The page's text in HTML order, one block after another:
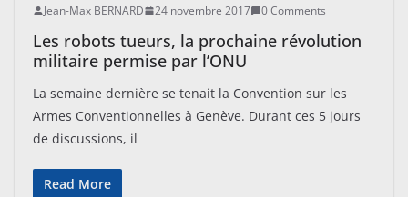
Jean-Max BERNARD 24 novembre 2017 0 Comments
Les robots tueurs, la prochaine révolution
militaire permise par l’ONU
La semaine dernière se tenait la Convention sur les
Armes Conventionnelles à Genève. Durant ces 5 jours
de discussions, il
Read More